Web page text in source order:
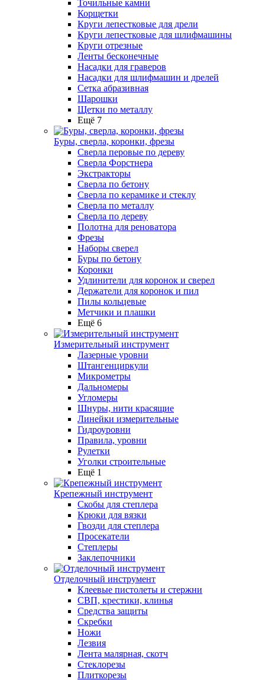
Точильные камни
Корщетки
Круги лепестковые для дрели
Круги лепестковые для шлифмашины
Круги отрезные
Ленты бесконечные
Насадки для граверов
Насадки для шлифмашин и дрелей
Сетка абразивная
Шарошки
Щетки по металлу
Ещё 7
Буры, сверла, коронки, фрезы
Сверла перовые по дереву
Сверла Форстнера
Экстракторы
Сверла по бетону
Сверла по керамике и стеклу
Сверла по металлу
Сверла по дереву
Полотна для реноватора
Фрезы
Наборы сверел
Буры по бетону
Коронки
Удлинители для коронок и сверел
Держатели для коронок и пил
Пилы кольцевые
Метчики и плашки
Ещё 6
Измерительный инструмент
Лазерные уровни
Штангенциркули
Микрометры
Дальномеры
Угломеры
Шнуры, нити красящие
Линейки измерительные
Гидроуровни
Правила, уровни
Рулетки
Уголки строительные
Ещё 1
Крепежный инструмент
Скобы для степлера
Крюки для вязки
Гвозди для степлера
Просекатели
Степлеры
Заклепочники
Отделочный инструмент
Клеевые пистолеты и стержни
СВП, крестики, клинья
Средства защиты
Скребки
Ножи
Лезвия
Лента малярная, скотч
Стеклорезы
Плиткорезы